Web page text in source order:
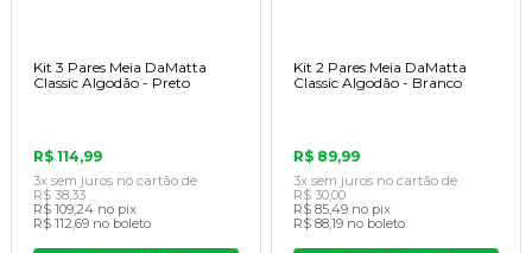
Kit 3 Pares Meia DaMatta
Classic Algodão - Preto
R$ 114,99
3x sem juros no cartãode
R$ 38,33
R$ 109,24 no pix
R$ 112,69 no boleto
Kit 2 Pares Meia DaMatta
Classic Algodão - Branco
R$ 89,99
3x sem juros no cartão de
R$ 30,00
R$ 85,49 no pix
R$ 88,19 no boleto